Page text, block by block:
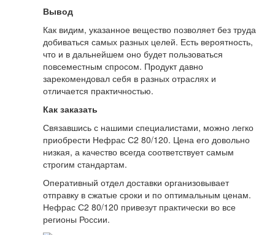
Вывод
Как видим, указанное вещество позволяет без труда
добиваться самых разных целей. Есть вероятность,
что и в дальнейшем оно будет пользоваться
повсеместным спросом. Продукт давно
зарекомендовал себя в разных отраслях и
отличается практичностью.
Как заказать
Связавшись с нашими специалистами, можно легко
приобрести Нефрас С2 80/120. Цена его довольно
низкая, а качество всегда соответствует самым
строгим стандартам.
Оперативный отдел доставки организовывает
отправку в сжатые сроки и по оптимальным ценам.
Нефрас С2 80/120 привезут практически во все
регионы России.